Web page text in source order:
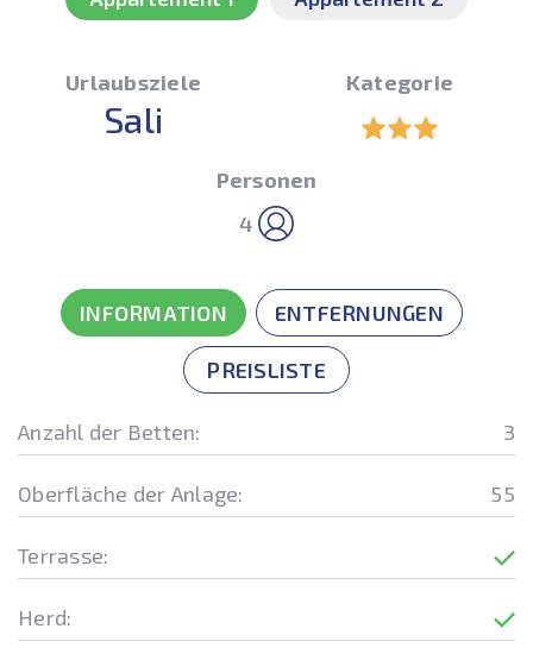
Urlaubsziele
Sali
Kategorie
Personen
4
INFORMATION ENTFERNUNGEN
PREISLISTE
Anzahl der Betten: 3
Oberfläche der Anlage: 55
Terrasse:
Herd: